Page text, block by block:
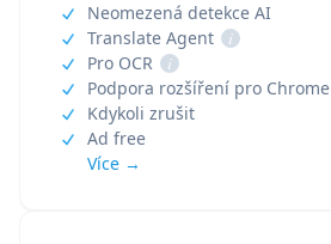
Neomezená detekce AI
Translate Agent
i
Pro OCR
i
Podpora rozšíření pro Chrome
Kdykoli zrušit
Ad free
Více →